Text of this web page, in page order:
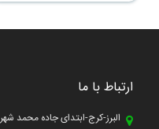
ارتباط با ما
البرز-کرج-ابتدای جاده محمد شهر